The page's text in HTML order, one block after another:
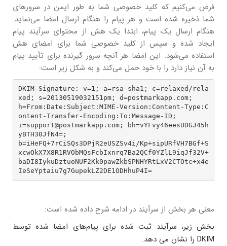
فرض می‌کنیم که کلید خصوصی شما به طور ایمن در سرورهای
شما ذخیره شده است و هر پیام را هنگام ارسال امضا می‌نماید.
هنگام ارسال یک پیام، ابتدا یک هش از محتوای سرآیند پیام
ایجاد شده و سپس از کلید خصوصی شما برای امضای هش
استفاده می‌شود. این امضا هر آنچه سرور گیرنده برای تأیید پیام
به آن نیاز دارد را با خود حمل می‌کند و به شکل زیر است:
DKIM-Signature: v=1; a=rsa-sha1; c=relaxed/rela
xed; s=20130519032151pm; d=postmarkapp.com;
h=From:Date:Subject:MIME-Version:Content-Type:C
ontent-Transfer-Encoding:To:Message-ID;
i=support@postmarkapp.com; bh=vYFvy46eesUDGJ45h
yBTH30JfN4=;
b=iHeFQ+7rCiSQs3DPjR2eUSZSv4i/Kp+sipURfVH7BGf+S
xcwOkX7X8R1RVObMQsFcbIxnrq7Ba2QCf0YZlL9iqJf32V+
baDI8IykuDztuoNUF2Kk0pawZkbSPNHYRtLxV2CTOtc+x4e
IeSeYptaiu7g7GupekLZ2DE1ODHhuP4I=
معنی هر بخش از سرآیند در ادامه شرح داده شده است:
بخش زیر، سرآیند ثبت شده برای پیام‌های امضا شده توسط
DKIM را نشان می دهد.